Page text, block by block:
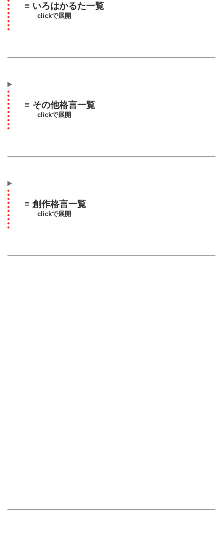
≡ いろはかるた一覧
clickで展開
≡ その他格言一覧
clickで展開
≡ 創作格言一覧
clickで展開